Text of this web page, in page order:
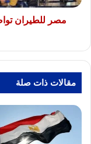
الله
الحراممصر للطيران
مقالات ذات صلة